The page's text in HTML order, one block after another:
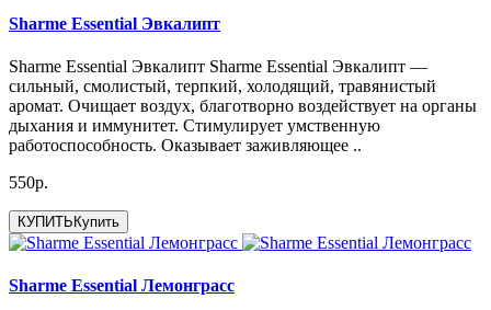
Sharme Essential Эвкалипт
Sharme Essential Эвкалипт Sharme Essential Эвкалипт —
сильный, смолистый, терпкий, холодящий, травянистый
аромат. Очищает воздух, благотворно воздействует на органы
дыхания и иммунитет. Стимулирует умственную
работоспособность. Оказывает заживляющее ..
550р.
КУПИТЬ Купить
Sharme Essential Лемонграсс